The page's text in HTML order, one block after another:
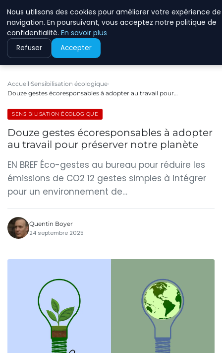
Accueil Sensibilisation écologique
Douze gestes écoresponsables à adopter au travail pour…
SENSIBILISATION ÉCOLOGIQUE
Douze gestes écoresponsables à adopter
au travail pour préserver notre planète
EN BREF Éco-gestes au bureau pour réduire les
émissions de CO2 12 gestes simples à intégrer
pour un environnement de…
Quentin Boyer
24 septembre 2025
Nous utilisons des cookies pour améliorer votre expérience de
navigation. En poursuivant, vous acceptez notre politique de
confidentialité. En savoir plus
Refuser Accepter